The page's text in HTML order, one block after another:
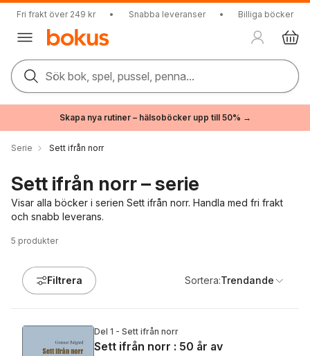
Fri frakt över 249 kr • Snabba leveranser • Billiga böcker
Sök bok, spel, pussel, penna...
Skapa nya rutiner – hälsoböcker upp till 50% →
Serie Sett ifrån norr
Sett ifrån norr – serie
Visar alla böcker i serien Sett ifrån norr. Handla med fri frakt
och snabb leverans.
5 produkter
Filtrera Sortera:Trendande
Del 1 - Sett ifrån norr
Sett ifrån norr : 50 år av